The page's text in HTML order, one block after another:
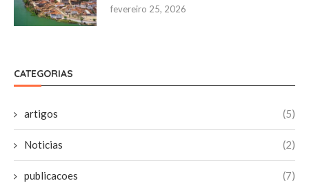
fevereiro 25, 2026
CATEGORIAS
artigos (5)
Noticias (2)
publicacoes (7)